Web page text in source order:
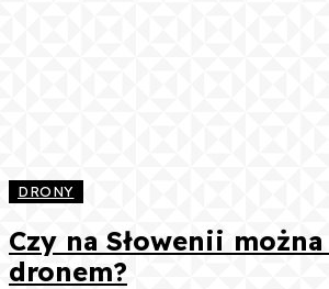
DRONY
Czy na Słowenii
dronem?